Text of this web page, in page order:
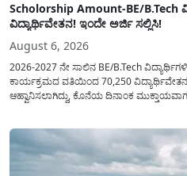
Scholorship Amount-BE/B.Tech
ವಿದ್ಯಾರ್ಥಿವೇತನ! ಇಂದೇ ಅರ್ಜಿ ಸಲ್ಲಿಸಿ!
August 6, 2026
2026-2027 ನೇ ಸಾಲಿನ BE/B.Tech
ಕಾರ್ಯಕ್ರಮದ ವತಿಯಿಂದ 70,250
ಆಹ್ವಾನಿಸಲಾಗಿದ್ದು, ಕೊನೆಯ ದಿನಾಂಕ
ಜಾರಿಗೆ...